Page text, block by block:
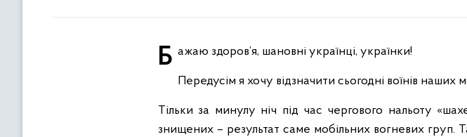
Бажаю здоров’я, шановні українці, українки!
Передусім я хочу відзначити сьогодні воїнів наших
Тільки за минулу ніч під час чергового нальоту
знищених – результат саме мобільних вогневих груп.